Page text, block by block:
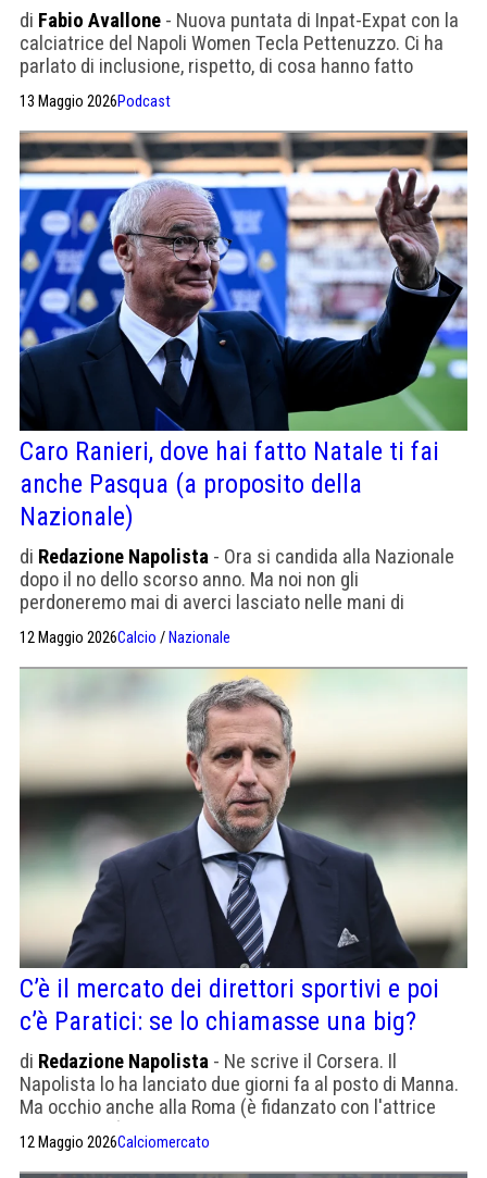
di Fabio Avallone - Nuova puntata di Inpat-Expat con la
calciatrice del Napoli Women Tecla Pettenuzzo. Ci ha
parlato di inclusione, rispetto, di cosa hanno fatto
contro il razzismo. Quanto è lontano il mondo dei
maschi
13 Maggio 2026Podcast
Caro Ranieri, dove hai fatto Natale ti fai
anche Pasqua (a proposito della
Nazionale)
di Redazione Napolista - Ora si candida alla Nazionale
dopo il no dello scorso anno. Ma noi non gli
perdoneremo mai di averci lasciato nelle mani di
Gattuso. A Sky Sport: "Dissi di no nel giugno scorso
perché ero impegnato con la Roma. Dirigente o
allenatore? Non lo so, se vieni chiamato devi rispondere
12 Maggio 2026Calcio /Nazionale
C’è il mercato dei direttori sportivi e poi
c’è Paratici: se lo chiamasse una big?
di Redazione Napolista - Ne scrive il Corsera. Il
Napolista lo ha lanciato due giorni fa al posto di Manna.
Ma occhio anche alla Roma (è fidanzato con l'attrice
12 Maggio 2026Calciomercato